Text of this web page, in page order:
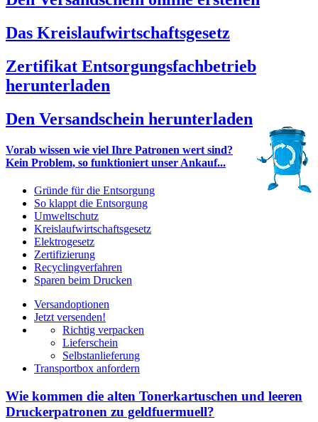
Das Kreislaufwirtschaftsgesetz
Zertifikat Entsorgungsfachbetrieb
herunterladen
Den Versandschein herunterladen
Vorab wissen wie viel Ihre Patronen wert sind?
Kein Problem, so funktioniert unser Ankauf...
Gründe für die Entsorgung
So klappt die Entsorgung
Umweltschutz
Kreislaufwirtschaftsgesetz
Elektrogesetz
Zertifizierung
Recyclingverfahren
Sparen beim Drucken
Versandoptionen
Jetzt versenden!
Richtig verpacken
Lieferschein
Selbstanlieferung
Transportbox anfordern
Wie kommen die alten Tonerkartuschen und leeren
Druckerpatronen zu geldfuermuell?